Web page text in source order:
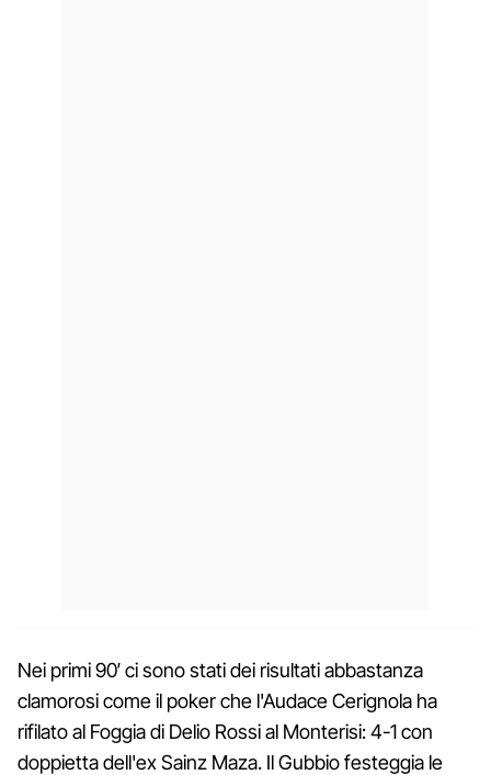
Nei primi 90′ ci sono stati dei risultati abbastanza
clamorosi come il poker che l'Audace Cerignola ha
rifilato al Foggia di Delio Rossi al Monterisi: 4-1 con
doppietta dell'ex Sainz Maza. Il Gubbio festeggia le